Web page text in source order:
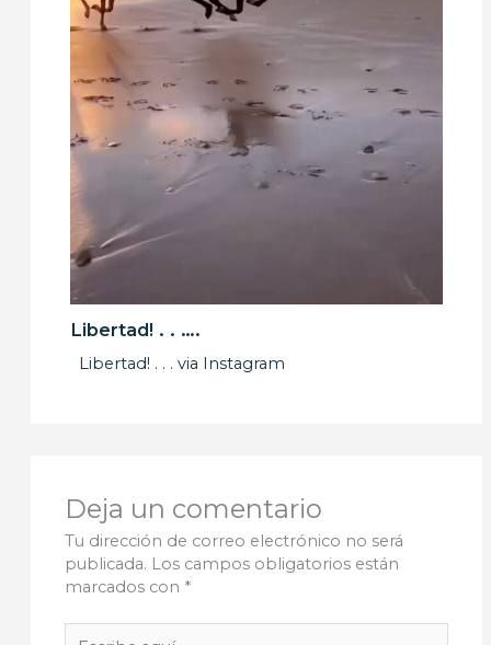
Libertad! . . ….
Libertad! . . . via Instagram
Deja un comentario
Tu dirección de correo electrónico no será
publicada. Los campos obligatorios están
marcados con *